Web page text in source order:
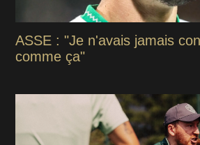
ASSE : "Je n'avais jamais
comme ça"